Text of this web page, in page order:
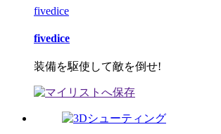
fivedice
fivedice
装備を駆使して敵を倒せ!